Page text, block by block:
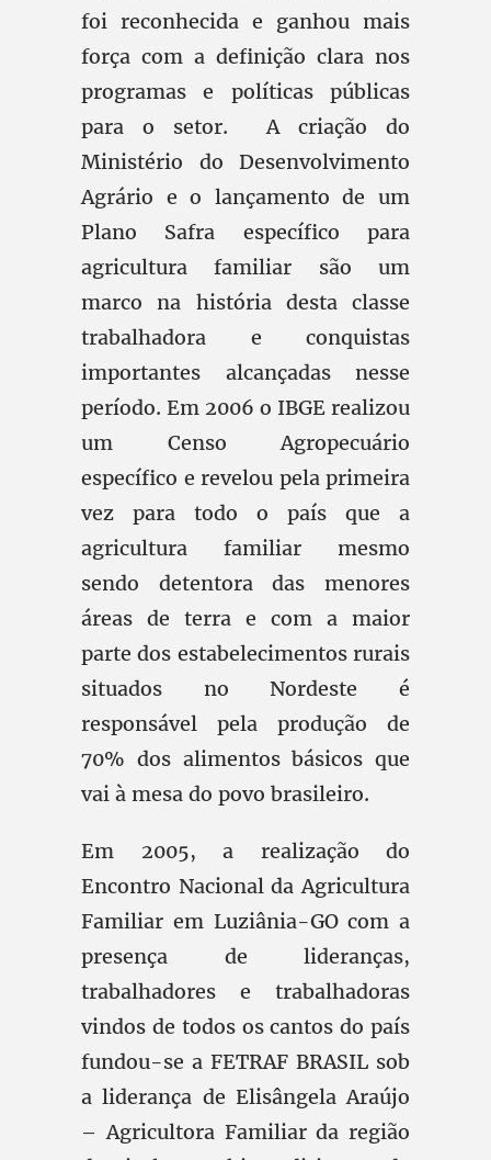
foi reconhecida e ganhou mais
força com a definição clara nos
programas e políticas públicas
para o setor. A criação do
Ministério do Desenvolvimento
Agrário e o lançamento de um
Plano Safra específico para
agricultura familiar são um
marco na história desta classe
trabalhadora e conquistas
importantes alcançadas nesse
período. Em 2006 o IBGE realizou
um Censo Agropecuário
específico e revelou pela primeira
vez para todo o país que a
agricultura familiar mesmo
sendo detentora das menores
áreas de terra e com a maior
parte dos estabelecimentos rurais
situados no Nordeste é
responsável pela produção de
70% dos alimentos básicos que
vai à mesa do povo brasileiro.
Em 2005, a realização do
Encontro Nacional da Agricultura
Familiar em Luziânia-GO com a
presença de lideranças,
trabalhadores e trabalhadoras
vindos de todos os cantos do país
fundou-se a FETRAF BRASIL sob
a liderança de Elisângela Araújo
– Agricultora Familiar da região